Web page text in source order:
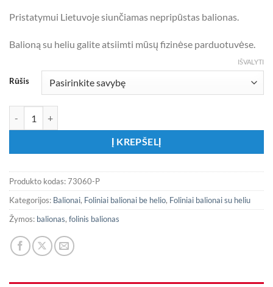
Pristatymui Lietuvoje siunčiamas nepripūstas balionas.
Balioną su heliu galite atsiimti mūsų fizinėse parduotuvėse.
Rūšis
IŠVALYTI
Į KREPŠELĮ
Produkto kodas:73060-P
Kategorijos: Balionai, Foliniai balionai be helio, Foliniai balionai su heliu
Žymos: balionas, folinis balionas